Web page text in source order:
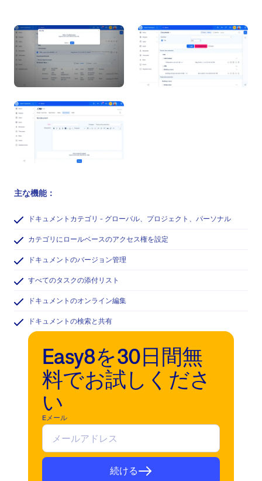
主な機能：
ドキュメントカテゴリ - グローバル、プロジェクト、パーソナル
カテゴリにロールベースのアクセス権を設定
ドキュメントのバージョン管理
すべてのタスクの添付リスト
ドキュメントのオンライン編集
ドキュメントの検索と共有
Easy8を30日間無
料でお試しくださ
い
Eメール
続ける